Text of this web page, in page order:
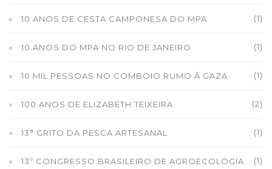
10 ANOS DE CESTA CAMPONESA DO MPA (1)
10 ANOS DO MPA NO RIO DE JANEIRO (1)
10 MIL PESSOAS NO COMBOIO RUMO À GAZA (1)
100 ANOS DE ELIZABETH TEIXEIRA (2)
13° GRITO DA PESCA ARTESANAL (1)
13º CONGRESSO BRASILEIRO DE AGROECOLOGIA (1)